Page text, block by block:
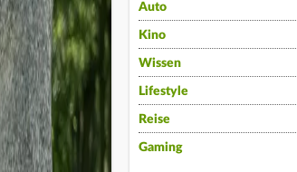
Auto
Kino
Wissen
Lifestyle
Reise
Gaming